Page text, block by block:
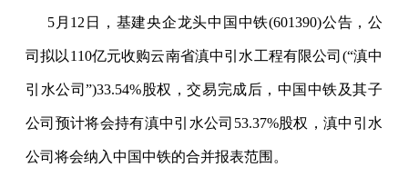
5 月 12 日，基建央企龙头中国中铁(601390)公告，公
司拟以 110亿元收购云南省滇中引水工程有限公司 (“滇中
引水公司”)33.54%股权，交易完成后，中国中铁及其子
公司预计将会持有滇中引水公司 53.37%股权，滇中引水
公司将会纳入中国中铁的合并报表范围。